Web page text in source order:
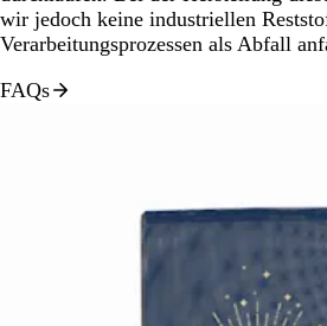
wir jedoch keine industriellen
Verarbeitungsprozessen als Abfall
FAQs